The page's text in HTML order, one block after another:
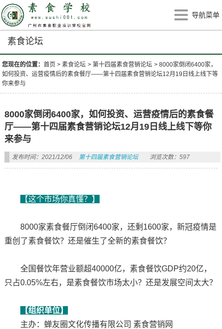
导航菜单
素食论坛
您现在的位置：首页 >素食论坛 >第十四届素食营销论坛 >8000家倒闭6400家，
如何投资、运营疫情后的素食餐厅——第十四届素食营销论坛12月19日线上线下等
你来参与
8000家倒闭6400家，如何投资、运营疫情后的素食餐
厅——第十四届素食营销论坛12月19日线上线下等你
来参与
发布时间：2021/12/06 第十四届素食营销论坛 浏览次数：597
【这个市场你真懂？】
8000家素食餐厅倒闭6400家，还剩1600家，新冠疫情是
重创了素食餐饮？还是催生了全新的素食餐饮？
全国餐饮年营业额超40000亿，素食餐饮GDP约20亿，
只占0.05%左右，是素食餐饮市场太小？还是发展空间太大？
【组织单位】
主办：蝉友圈文化传播有限公司 素食营销网